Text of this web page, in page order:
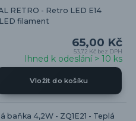
RETRO - Retro LED E14
filament
65,00 Kč
53,72 Kč bez DPH
Ihned k odeslání > 10 ks
Vložit do košíku
baňka 4,2W - ZQ1E21 - Teplá